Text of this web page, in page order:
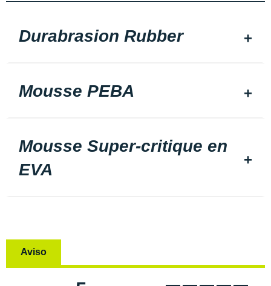
Durabrasion Rubber
Mousse PEBA
Mousse Super-critique en
EVA
Aviso